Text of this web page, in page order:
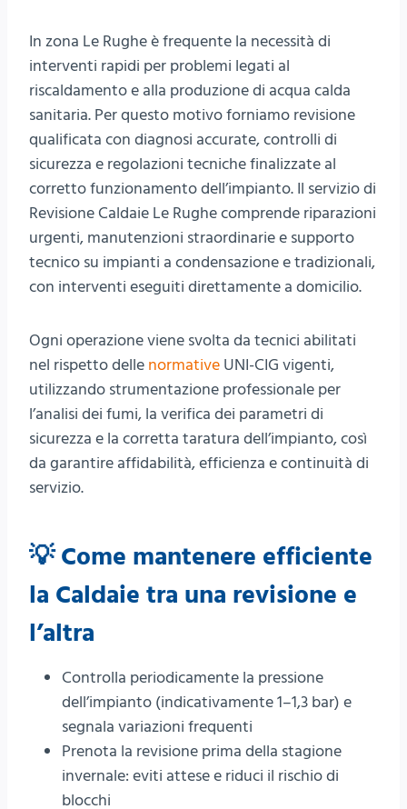
In zona Le Rughe è frequente la necessità di
interventi rapidi per problemi legati al
riscaldamento e alla produzione di acqua calda
sanitaria. Per questo motivo forniamo revisione
qualificata con diagnosi accurate, controlli di
sicurezza e regolazioni tecniche finalizzate al
corretto funzionamento dell’impianto. Il servizio di
Revisione Caldaie Le Rughe comprende riparazioni
urgenti, manutenzioni straordinarie e supporto
tecnico su impianti a condensazione e tradizionali,
con interventi eseguiti direttamente a domicilio.
Ogni operazione viene svolta da tecnici abilitati
nel rispetto delle normative UNI-CIG vigenti,
utilizzando strumentazione professionale per
l’analisi dei fumi, la verifica dei parametri di
sicurezza e la corretta taratura dell’impianto, così
da garantire affidabilità, efficienza e continuità di
servizio.
💡 Come mantenere efficiente
la Caldaie tra una revisione e
l’altra
Controlla periodicamente la pressione
dell’impianto (indicativamente 1–1,3 bar) e
segnala variazioni frequenti
Prenota la revisione prima della stagione
invernale: eviti attese e riduci il rischio di
blocchi